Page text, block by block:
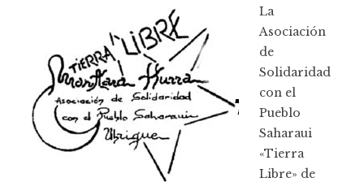
La
Asociación
de
Solidaridad
con el
Pueblo
Saharaui
«Tierra
Libre» de